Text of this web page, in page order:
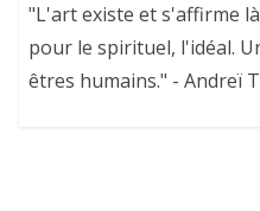
"L'art existe et s'affirme
pour le spirituel, l'idéal.
êtres humains." - Andreï